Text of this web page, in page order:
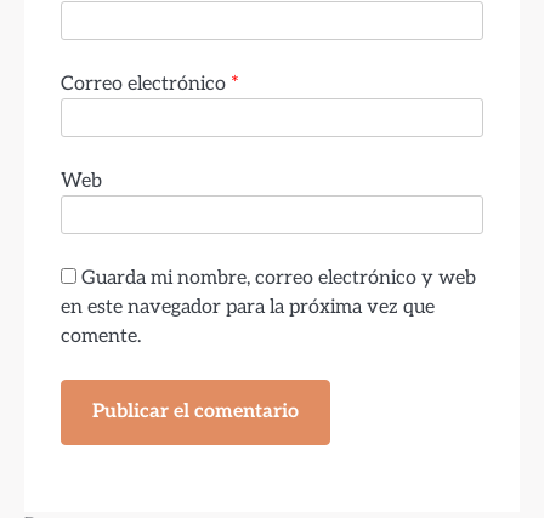
Correo electrónico *
Web
Guarda mi nombre, correo electrónico y web
en este navegador para la próxima vez que
comente.